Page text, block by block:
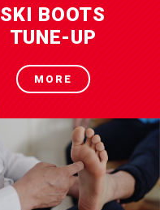
SKI BOOTS
TUNE-UP
MORE